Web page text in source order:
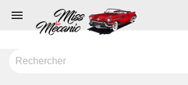
